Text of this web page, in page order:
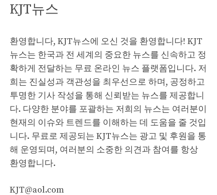
KJT뉴스
환영합니다, KJT뉴스에 오신 것을 환영합니다! KJT
뉴스는 한국과 전 세계의 중요한 뉴스를 신속하고 정
확하게 전달하는 무료 온라인 뉴스 플랫폼입니다. 저
희는 진실성과 객관성을 최우선으로 하며, 공정하고
투명한 기사 작성을 통해 신뢰받는 뉴스를 제공합니
다. 다양한 분야를 포괄하는 저희의 뉴스는 여러분이
현재의 이슈와 트렌드를 이해하는 데 도움을 줄 것입
니다. 무료로 제공되는 KJT뉴스는 광고 및 후원을 통
해 운영되며, 여러분의 소중한 의견과 참여를 항상
환영합니다.
KJT@aol.com